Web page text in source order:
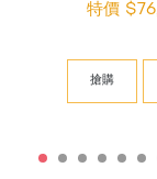
特價
搶購